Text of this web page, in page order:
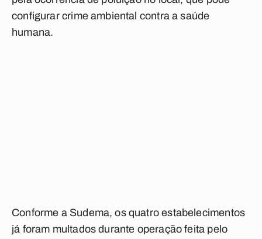
configurar crime ambiental contra a saúde
humana.
Conforme a Sudema, os quatro estabelecimentos
já foram multados durante operação feita pelo